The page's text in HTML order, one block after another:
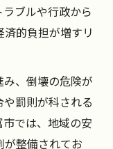
ブルや行政から
的負担が増すリ
、倒壊の危険が
罰則が科される
では、地域の安
が整備されてお